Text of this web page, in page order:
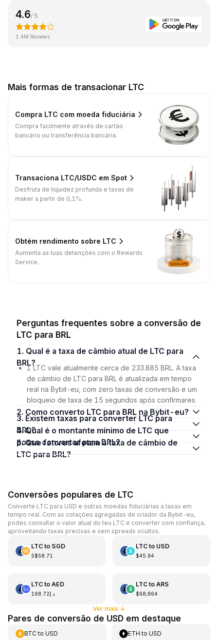
4.6/ 5
1.4M Reviews
Mais formas de transacionar LTC
Compra LTC com moeda fiduciária
Compra facilmente através de cartão
bancário ou transferência bancária.
Transaciona LTC/USDC em Spot
Desfruta de liquidez profunda e taxas de
maker a partir de 0,1%.
Obtém rendimento sobre LTC
Aumenta as tuas detenções com o Rewards
Service.
Perguntas frequentes sobre a conversão de
LTC para BRL
1. Qual é a taxa de câmbio atual de LTC para
BRL?
1 LTC vale atualmente cerca de 233.885 BRL. A taxa
de câmbio de LTC para BRL é atualizada em tempo
real na Bybit-eu, com zero taxas de conversão e um
bloqueio de taxa de 15 segundos após confirmares.
2. Como converto LTC para BRL na Bybit-eu?
3. Existem taxas para converter LTC para
BRL?
4. Qual é o montante mínimo de LTC que
posso converter para BRL?
5. Que fatores afetam a taxa de câmbio de
LTC para BRL?
Conversões populares de LTC
Converte LTC para USD e outras moedas fiduciárias a taxas em
tempo real. Com as cotações agregadas de criador da Bybit-eu,
podes consultar o valor atual do teu LTC e converter com confiança,
aproveitando taxas precisas e sem spreads ocultos.
LTCto SGD
S$58.71
LTCto USD
$45.94
LTCto AED
د.إ168.72
LTCto ARS
$68,864
Ver mais ↓
Pares de conversão de USD em destaque
BTCto USD ETH toUSD